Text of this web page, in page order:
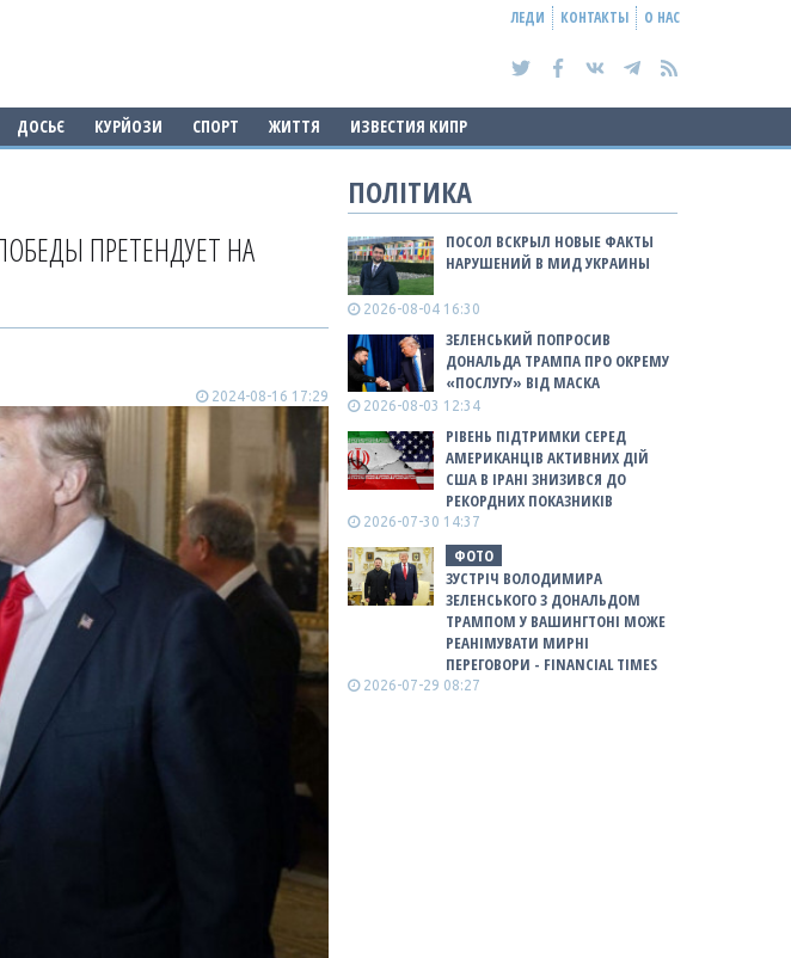
ЛЕДИ КОНТАКТЫ О НАС
ДОСЬЄ КУРЙОЗИ СПОРТ ЖИТТЯ ИЗВЕСТИЯ КИПР
ПРЕТЕНДУЕТ НА
2024-08-16 17:29
ПОЛІТИКА
ПОСОЛ ВСКРЫЛ НОВЫЕ ФАКТЫ
НАРУШЕНИЙ В МИД УКРАИНЫ
2026-08-04 16:30
ЗЕЛЕНСЬКИЙ ПОПРОСИВ
ДОНАЛЬДА ТРАМПА ПРО ОКРЕМУ
«ПОСЛУГУ» ВІД МАСКА
2026-08-03 12:34
РІВЕНЬ ПІДТРИМКИ СЕРЕД
АМЕРИКАНЦІВ АКТИВНИХ ДІЙ
США В ІРАНІ ЗНИЗИВСЯ ДО
РЕКОРДНИХ ПОКАЗНИКІВ
2026-07-30 14:37
ФОТО
ЗУСТРІЧ ВОЛОДИМИРА
ЗЕЛЕНСЬКОГО З ДОНАЛЬДОМ
ТРАМПОМ У ВАШИНГТОНІ МОЖЕ
РЕАНІМУВАТИ МИРНІ
ПЕРЕГОВОРИ - FINANCIAL TIMES
2026-07-29 08:27